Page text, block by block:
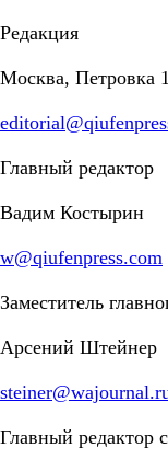
Редакция
Москва, Петровка
Главный редактор
Вадим Костырин
w@qiufenpress.com
Заместитель
Арсений Штейнер
Главный редактор